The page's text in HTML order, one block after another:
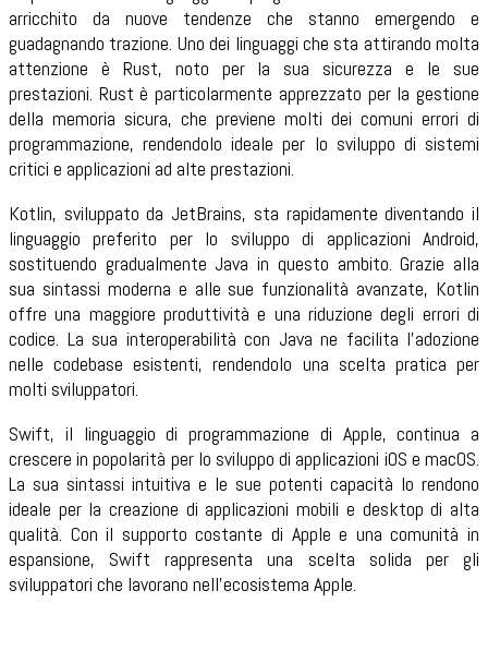
arricchito da nuove tendenze che stanno emergendo e
guadagnando trazione. Uno dei linguaggi che sta attirando molta
attenzione è Rust, noto per la sua sicurezza e le sue
prestazioni. Rust è particolarmente apprezzato per la gestione
della memoria sicura, che previene molti dei comuni errori di
programmazione, rendendolo ideale per lo sviluppo di sistemi
critici e applicazioni ad alte prestazioni.
Kotlin, sviluppato da JetBrains, sta rapidamente diventando il
linguaggio preferito per lo sviluppo di applicazioni Android,
sostituendo gradualmente Java in questo ambito. Grazie alla
sua sintassi moderna e alle sue funzionalità avanzate, Kotlin
offre una maggiore produttività e una riduzione degli errori di
codice. La sua interoperabilità con Java ne facilita l'adozione
nelle codebase esistenti, rendendolo una scelta pratica per
molti sviluppatori.
Swift, il linguaggio di programmazione di Apple, continua a
crescere in popolarità per lo sviluppo di applicazioni iOS e macOS.
La sua sintassi intuitiva e le sue potenti capacità lo rendono
ideale per la creazione di applicazioni mobili e desktop di alta
qualità. Con il supporto costante di Apple e una comunità in
espansione, Swift rappresenta una scelta solida per gli
sviluppatori che lavorano nell'ecosistema Apple.